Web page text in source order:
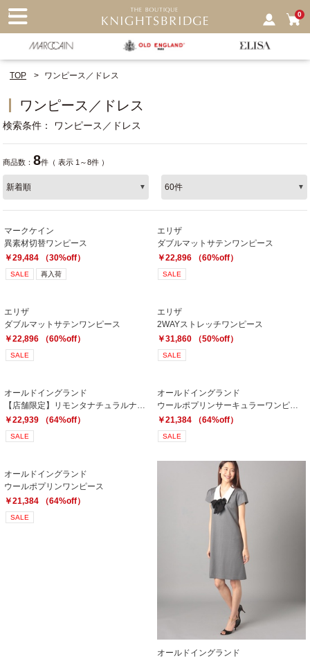
0
TOP ワンピース／ドレス
ワンピース／ドレス
検索条件 ワンピース／ドレス
商品数：8件（ 表示 1～8件 ）
マークケイン
異素材切替ワンピース
￥29,484 （30%off）
SALE 再入荷
エリザ
ダブルマットサテンワンピース
￥22,896 （60%off）
SALE
エリザ
ダブルマットサテンワンピース
￥22,896 （60%off）
SALE
エリザ
2WAYストレッチワンピース
￥31,860 （50%off）
SALE
オールドイングランド
￥22,939 （64%off）
SALE
オールドイングランド
ウールポプリンサーキュラーワンピース
￥21,384 （64%off）
SALE
オールドイングランド
ウールポプリンワンピース
￥21,384 （64%off）
SALE
オールドイングランド